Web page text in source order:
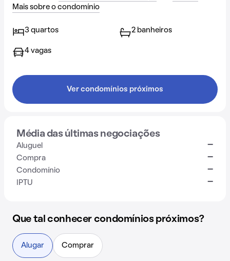
Mais sobre o condomínio
3 quartos 2 banheiros
4 vagas
Ver condomínios próximos
Média das últimas negociações
Aluguel -
Compra -
Condomínio -
IPTU -
Que tal conhecer condomínios próximos?
Alugar Comprar